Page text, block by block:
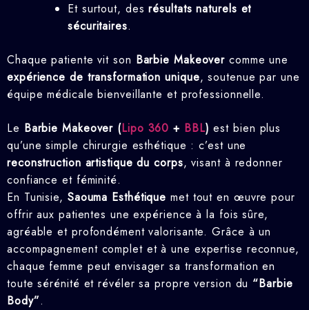
Et surtout, desrésultats naturels et
sécuritaires.
Chaque patiente vit son Barbie Makeover comme une
expérience de transformation unique, soutenue par une
équipe médicale bienveillante et professionnelle.
Le Barbie Makeover (Lipo 360 + BBL) est bien plus
qu’une simple chirurgie esthétique : c’est une
reconstruction artistique du corps, visant à redonner
confiance et féminité.
En Tunisie, Saouma Esthétique met tout en œuvre pour
offrir aux patientes une expérience à la fois sûre,
agréable et profondément valorisante. Grâce à un
accompagnement complet et à une expertise reconnue,
chaque femme peut envisager sa transformation en
toute sérénité et révéler sa propre version du “Barbie
Body”.